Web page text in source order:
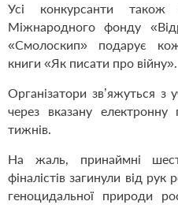
Усі конкурсанти також
Міжнародного фонду
«Смолоскип» подарує
книги «Як писати про війну».
Організатори зв’яжуться
через вказану
тижнів.
На жаль, принаймні
фіналістів загинули від
геноцидальної природи